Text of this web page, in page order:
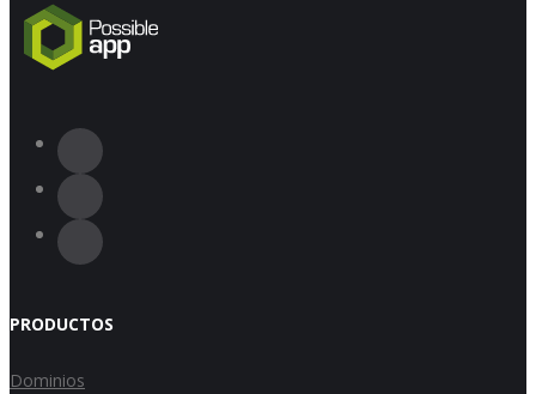
PRODUCTOS
Dominios